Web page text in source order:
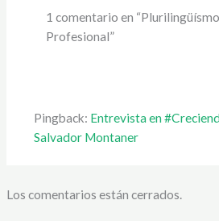
1 comentario en
Profesional”
Pingback: Entrevista en
Salvador Montaner
Los comentarios están cerrados.